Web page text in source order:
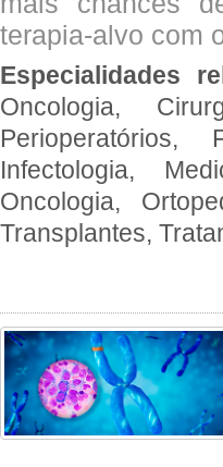
terapia-alvo com
Especialidades
Oncologia,
Perioperatórios,
Infectologia,
Oncologia,
Transplantes,